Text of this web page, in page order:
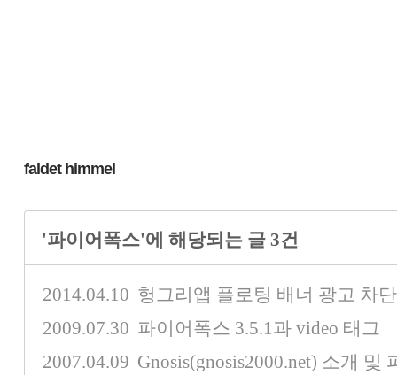
faldet himmel
'파이어폭스'에 해당되는 글 3건
2014.04.10 헝그리앱 플로팅 배너 광고 차단
2009.07.30 파이어폭스 3.5.1과 video 태그
2007.04.09 Gnosis(gnosis2000.net) 소개